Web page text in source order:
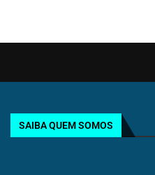
SAIBA QUEM SOMOS